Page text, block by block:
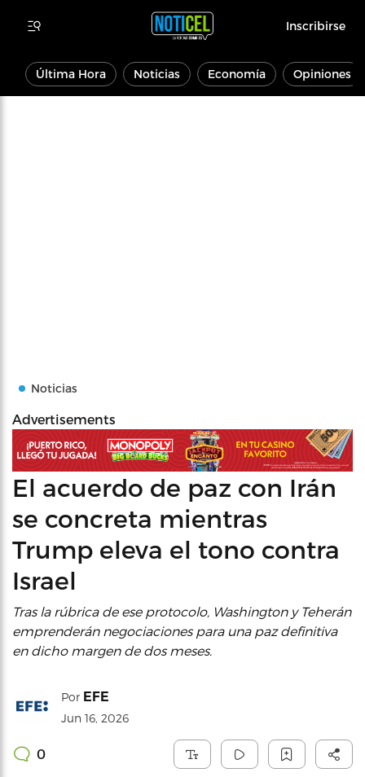
Inscribirse
Última Hora Noticias Economía Opiniones
Noticias
Advertisements
El acuerdo de paz con Irán
se concreta mientras
Trump eleva el tono contra
Israel
Tras la rúbrica de ese protocolo, Washington y Teherán
emprenderán negociaciones para una paz definitiva
en dicho margen de dos meses.
Por EFE
Jun 16, 2026
0